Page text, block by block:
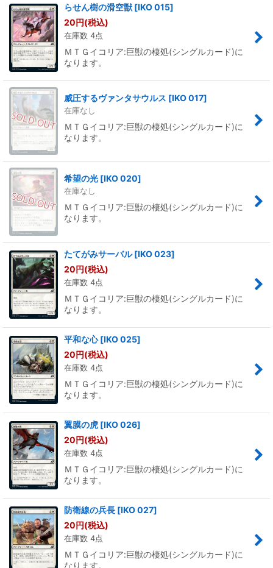
らせん樹の滑空獣 [IKO 015]
20円(税込)
在庫数 4点
ＭＴＧイコリア:巨獣の棲処(シングルカード)に
なります。
威圧するヴァンタサウルス [IKO 017]
在庫なし
ＭＴＧイコリア:巨獣の棲処(シングルカード)に
なります。
希望の光 [IKO 020]
在庫なし
ＭＴＧイコリア:巨獣の棲処(シングルカード)に
なります。
たてがみサーバル [IKO 023]
20円(税込)
在庫数 4点
ＭＴＧイコリア:巨獣の棲処(シングルカード)に
なります。
平和な心 [IKO 025]
20円(税込)
在庫数 4点
ＭＴＧイコリア:巨獣の棲処(シングルカード)に
なります。
翼膜の虎 [IKO 026]
20円(税込)
在庫数 4点
ＭＴＧイコリア:巨獣の棲処(シングルカード)に
なります。
防衛線の兵長 [IKO 027]
20円(税込)
在庫数 4点
ＭＴＧイコリア:巨獣の棲処(シングルカード)に
なります。